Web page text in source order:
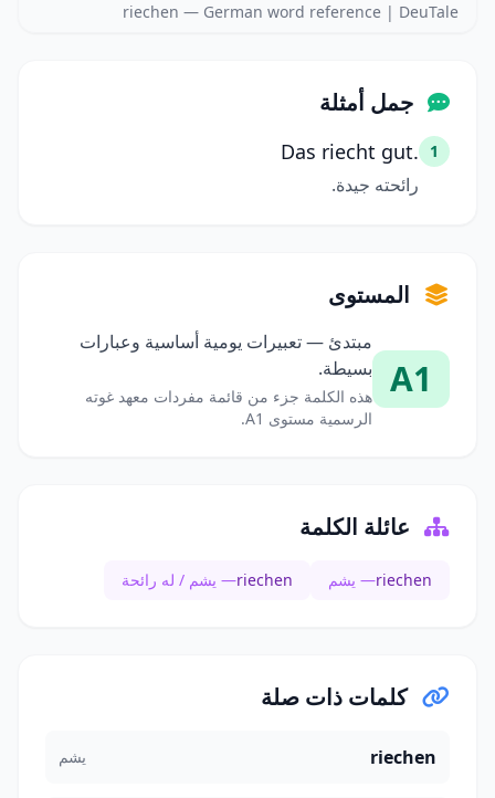
riechen — German word reference | DeuTale
جمل أمثلة
1
Das riecht gut.
رائحته جيدة.
المستوى
A1
مبتدئ — تعبيرات يومية أساسية وعبارات
بسيطة.
هذه الكلمة جزء من قائمة مفردات معهد غوته
الرسمية مستوى A1.
عائلة الكلمة
riechen— يشم riechen— يشم / له رائحة
كلمات ذات صلة
riechen يشم